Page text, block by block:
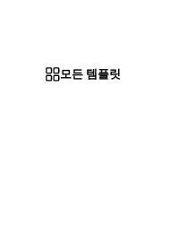
모든 템플릿